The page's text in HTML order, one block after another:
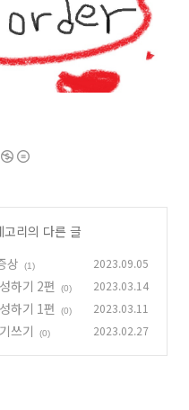
고리의 다른 글
상
(1) 2023.09.05
하기 2편 (0) 2023.03.14
하기 1편 (0) 2023.03.11
쓰기 (0) 2023.02.27